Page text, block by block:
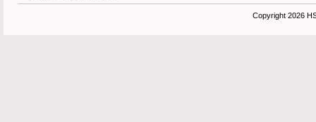
Copyright 2026